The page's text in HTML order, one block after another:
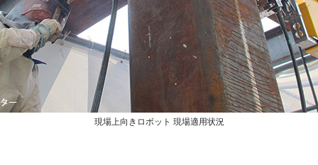
現場上向きロボット 現場適用状況